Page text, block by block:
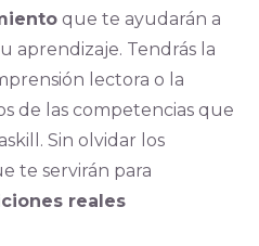
que te ayudarán a
aprendizaje. Tendrás la
lectora o la
de las competencias que
Sin olvidar los
te servirán para
reales